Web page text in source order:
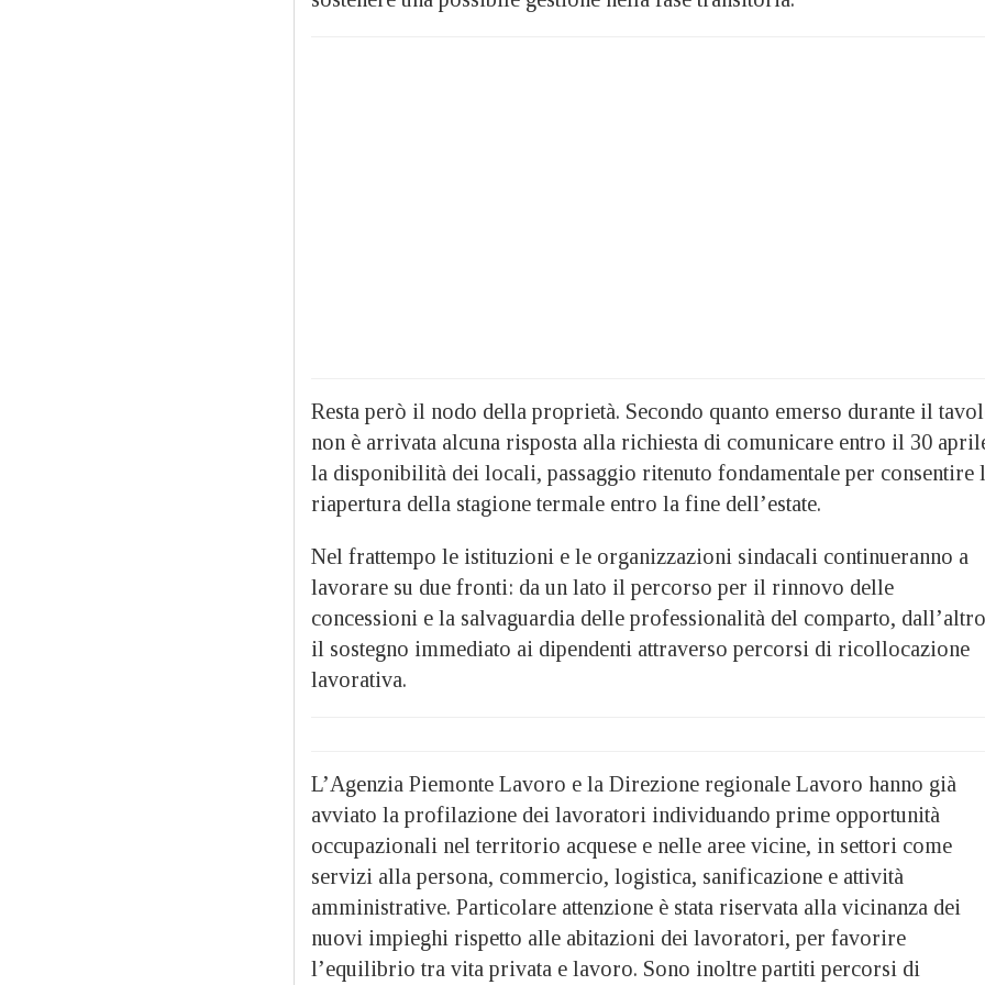
Resta però il nodo della proprietà. Secondo quanto emerso durante il
non è arrivata alcuna risposta alla richiesta di comunicare entro il 30
la disponibilità dei locali, passaggio ritenuto fondamentale per consentire
riapertura della stagione termale entro la fine dell’estate.
Nel frattempo le istituzioni e le organizzazioni sindacali continueranno a
lavorare su due fronti: da un lato il percorso per il rinnovo delle
concessioni e la salvaguardia delle professionalità del comparto, dall’altro
il sostegno immediato ai dipendenti attraverso percorsi di ricollocazione
lavorativa.
L’Agenzia Piemonte Lavoro e la Direzione regionale Lavoro hanno già
avviato la profilazione dei lavoratori individuando prime opportunità
occupazionali nel territorio acquese e nelle aree vicine, in settori come
servizi alla persona, commercio, logistica, sanificazione e attività
amministrative. Particolare attenzione è stata riservata alla vicinanza dei
nuovi impieghi rispetto alle abitazioni dei lavoratori, per favorire
l’equilibrio tra vita privata e lavoro. Sono inoltre partiti percorsi di